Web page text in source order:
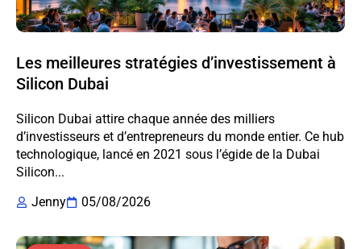
Les meilleures stratégies d’investissement à
Silicon Dubai
Silicon Dubai attire chaque année des milliers
d’investisseurs et d’entrepreneurs du monde entier. Ce hub
technologique, lancé en 2021 sous l’égide de la Dubai
Silicon...
Jenny
05/08/2026